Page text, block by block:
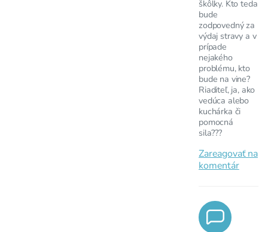
škôlky. Kto teda
bude
zodpovedný za
výdaj stravy a v
prípade
nejakého
problému, kto
bude na vine?
Riaditeľ, ja, ako
vedúca alebo
kuchárka či
pomocná
sila???
Zareagovať na
komentár